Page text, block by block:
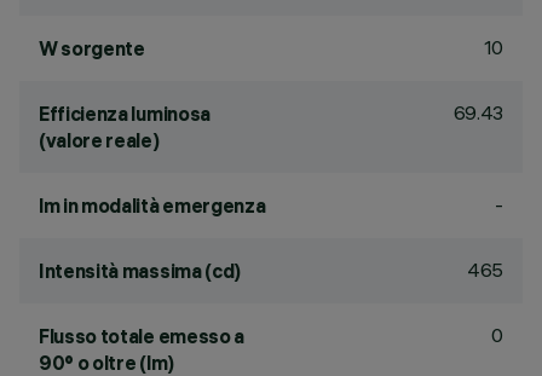
W sorgente 10
Efficienza luminosa
(valore reale)
69.43
lm in modalità emergenza -
Intensità massima (cd) 465
Flusso totale emesso a
90° o oltre (lm)
0